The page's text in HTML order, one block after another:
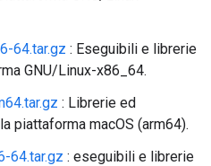
64.tar.gz : Eseguibili e librerie
GNU/Linux-x86_64.
: Librerie ed
piattaforma macOS (arm64).
64.tar.gz : eseguibili e librerie